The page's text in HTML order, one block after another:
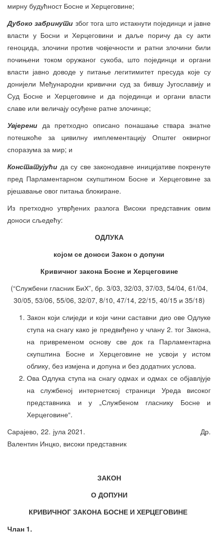
мирну будућност Босне и Херцеговине;
Дубоко забринути због тога што истакнути појединци и јавне
власти у Босни и Херцеговини и даље поричу да су акти
геноцида, злочини против човјечности и ратни злочини били
почињени током оружаног сукоба, што појединци и органи
власти јавно доводе у питање легитимитет пресуда које су
донијели Међународни кривични суд за бившу Југославију и
Суд Босне и Херцеговине и да појединци и органи власти
славе или величају осуђене ратне злочинце;
Увјерени да претходно описано понашање ствара знатне
потешкоће за цивилну имплементацију Општег оквирног
споразума за мир; и
Констатујући да су све законодавне иницијативе покренуте
пред Парламентарном скупштином Босне и Херцеговине за
рјешавање овог питања блокиране.
Из претходно утврђених разлога Високи представник овим
доноси сљедећу:
ОДЛУКА
којом се доноси Закон о допуни
Кривичног закона Босне и Херцеговине
(“Службени гласник БиХ”, бр. 3/03, 32/03, 37/03, 54/04, 61/04,
30/05, 53/06, 55/06, 32/07, 8/10, 47/14, 22/15, 40/15 и 35/18)
Закон који слиједи и који чини саставни дио ове Одлуке
ступа на снагу како је предвиђено у члану 2. тог Закона,
на привременом основу све док га Парламентарна
скупштина Босне и Херцеговине не усвоји у истом
облику, без измјена и допуна и без додатних услова.
Ова Одлука ступа на снагу одмах и одмах се објавлјује
на службеној интернетској страници Уреда високог
представника и у „Службеном гласнику Босне и
Херцеговине“.
Сарајево, 22. јула 2021. Др.
Валентин Инцко, високи представник
ЗАКОН
О ДОПУНИ
КРИВИЧНОГ ЗАКОНА БОСНЕ И ХЕРЦЕГОВИНЕ
Члан 1.